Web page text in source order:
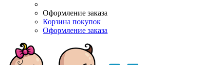
Оформление заказа
Корзина покупок
Оформление заказа